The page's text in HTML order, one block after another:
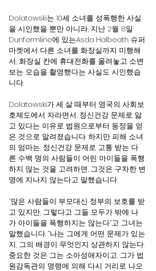
Dolatowski는 10세 소녀를 성폭행한 사실
을 시인했을 뿐만 아니라, 지난 2월 8일
Dunfermline에 있는Asda Halbeath 슈퍼
마켓에서 다른 소녀를 화장실까지 미행해
서, 화장실 칸에 휴대전화를 올려놓고 소변
보는 모습을 촬영했다는 사실도 시인했습
니다.
Dolatowski가 세 살 때부터 영국의 사회보
호제도에서 자라면서, 정신건강 문제로 앓
고 있다는 이유로 법원으로부터 동정을 얻
은 것으로 알려졌습니다. 하지만 피해 소녀
의 엄마는, 정신건강 문제로 고통 받는 다
른 수백 명의 사람들이 어린 아이들을 폭행
하지 않는 것을 고려하면, 그것은 구차한 변
명에 지나지 않는다고 말했습니다.
“많은 사람들이 부모대신 정부의 보호를 받
고 있지만, 그렇다고 그들 모두가 밖에 나
가 아이들을 폭행하지는 않는다”고 그녀는
말했습니다. “나는 그에게 어떤 문제가 있는
지, 그의 배경이 무엇인지 상관하지 않는다.
중요한 것은 그는 소아성애자이고, 그가 법
원감독관의 명령에 의해 다시 거리로 나오